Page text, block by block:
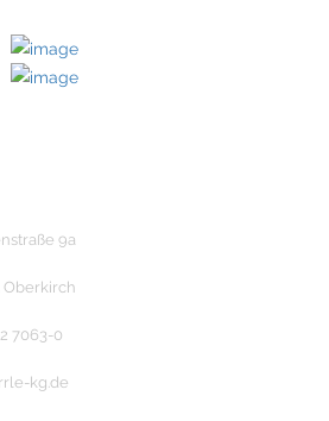
9a
Oberkirch
7063-0
kg.de